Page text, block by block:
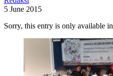
5 June 2015
Sorry, this entry is only available in